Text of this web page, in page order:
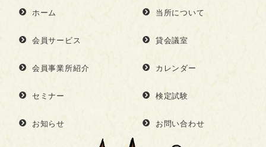
ホーム 当所について
会員サービス 貸会議室
会員事業所紹介 カレンダー
セミナー 検定試験
お知らせ お問い合わせ